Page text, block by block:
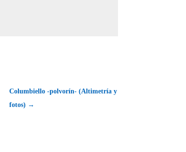
Columbiello -polvorín- (Altimetría y
fotos) →